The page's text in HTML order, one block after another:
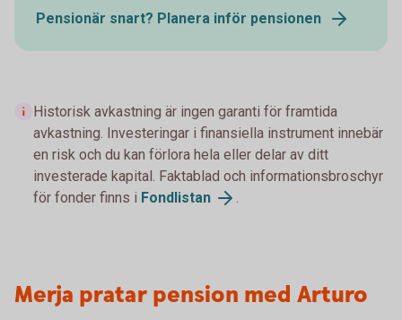
Pensionär snart? Planera inför pensionen
Historisk avkastning är ingen garanti för framtida
avkastning. Investeringar i finansiella instrument innebär
en risk och du kan förlora hela eller delar av ditt
investerade kapital. Faktablad och informationsbroschyr
för fonder finns i Fondlistan .
Merja pratar pension med Arturo